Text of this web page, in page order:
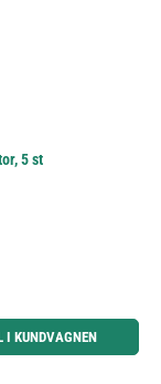
5 st
öka eller minska kvantiteten.
I KUNDVAGNEN